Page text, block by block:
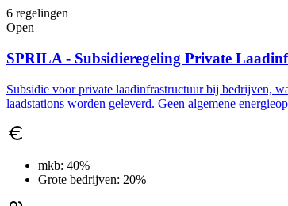
6 regelingen
Open
SPRILA - Subsidieregeling Private
Subsidie voor private laadinfrastructuur bij bedrijven,
laadstations worden geleverd. Geen algemene
mkb: 40%
Grote bedrijven: 20%